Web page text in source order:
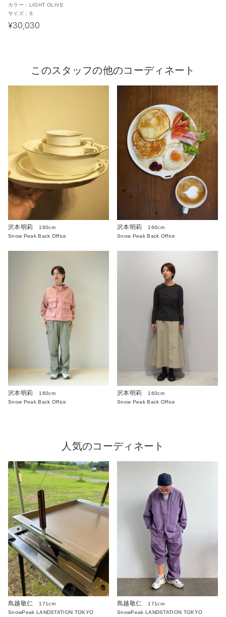
カラー： LIGHT OLIVE
サイズ： S
¥30,030
このスタッフの他のコーディネート
沢本明莉
160cm
Snow Peak Back Office
沢本明莉
160cm
Snow Peak Back Office
沢本明莉
160cm
Snow Peak Back Office
沢本明莉
160cm
Snow Peak Back Office
人気のコーディネート
鳥越敬仁
171cm
SnowPeak LANDSTATION TOKYO
鳥越敬仁
171cm
SnowPeak LANDSTATION TOKYO